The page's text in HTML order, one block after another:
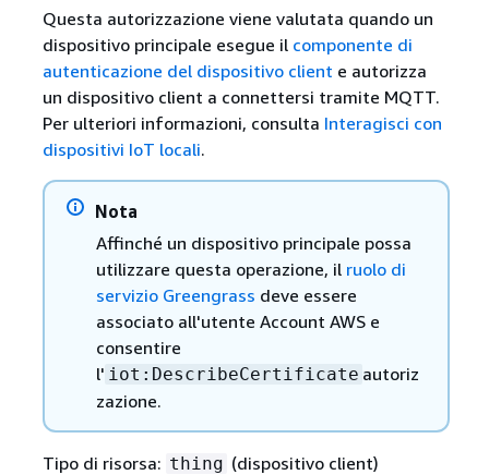
Questa autorizzazione viene valutata quando un
dispositivo principale esegue il componente di
autenticazione del dispositivo client e autorizza
un dispositivo client a connettersi tramite MQTT.
Per ulteriori informazioni, consulta Interagisci con
dispositivi IoT locali.
Nota
Affinché un dispositivo principale possa
utilizzare questa operazione, il ruolo di
servizio Greengrass deve essere
associato all'utente Account AWS e
consentire
l' iot:DescribeCertificate autoriz
zazione.
Tipo di risorsa: thing (dispositivo client)